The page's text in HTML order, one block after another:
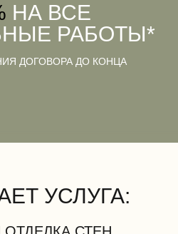
НА ВСЕ
РАБОТЫ*
ДОГОВОРА ДО КОНЦА
УСЛУГА: